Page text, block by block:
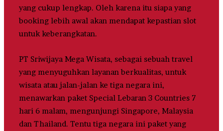
yang cukup lengkap. Oleh karena itu siapa yang
booking lebih awal akan mendapat kepastian slot
untuk keberangkatan.
PT Sriwijaya Mega Wisata, sebagai sebuah travel
yang menyuguhkan layanan berkualitas, untuk
wisata atau jalan-jalan ke tiga negara ini,
menawarkan paket Special Lebaran 3 Countries 7
hari 6 malam, mengunjungi Singapore, Malaysia
dan Thailand. Tentu tiga negara ini paket yang